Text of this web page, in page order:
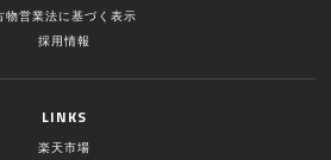
物営業法に基づく表示
採用情報
LINKS
楽天市場